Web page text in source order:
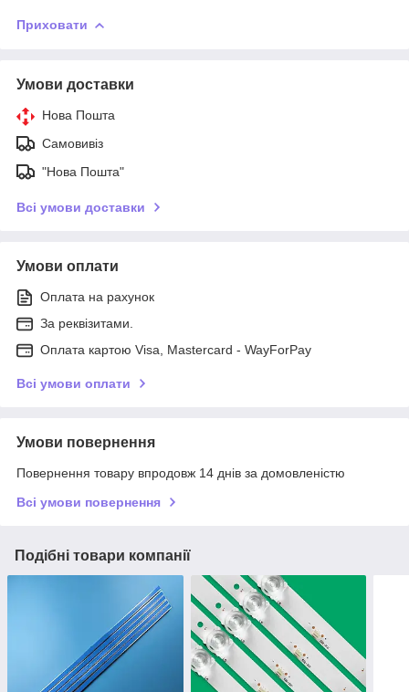
Приховати
Умови доставки
Нова Пошта
Самовивіз
"Нова Пошта"
Всі умови доставки
Умови оплати
Оплата на рахунок
За реквізитами.
Оплата картою Visa, Mastercard - WayForPay
Всі умови оплати
Умови повернення
Повернення товару впродовж 14 днів за домовленістю
Всі умови повернення
Подібні товари компанії